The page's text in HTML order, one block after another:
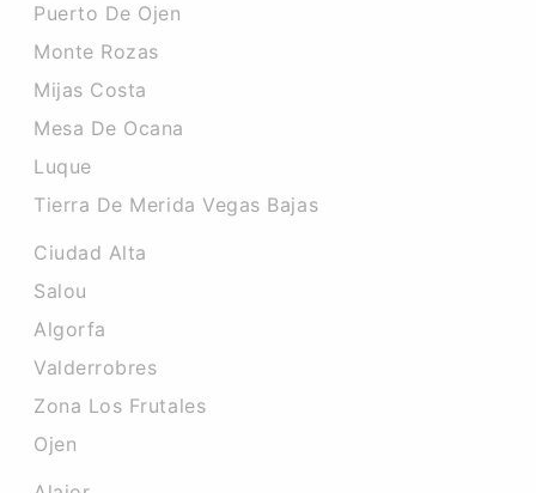
Puerto De Ojen
Monte Rozas
Mijas Costa
Mesa De Ocana
Luque
Tierra De Merida Vegas Bajas
Ciudad Alta
Salou
Algorfa
Valderrobres
Zona Los Frutales
Ojen